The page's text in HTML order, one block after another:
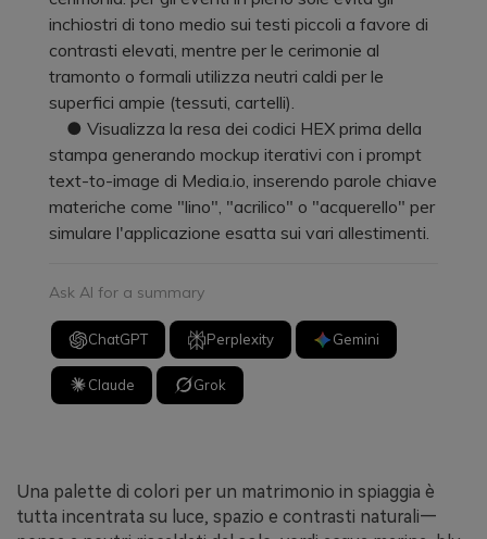
inchiostri di tono medio sui testi piccoli a favore di
contrasti elevati, mentre per le cerimonie al
tramonto o formali utilizza neutri caldi per le
superfici ampie (tessuti, cartelli).
● Visualizza la resa dei codici HEX prima della
stampa generando mockup iterativi con i prompt
text-to-image di Media.io, inserendo parole chiave
materiche come "lino", "acrilico" o "acquerello" per
simulare l'applicazione esatta sui vari allestimenti.
Ask AI for a summary
ChatGPT Perplexity Gemini
Claude Grok
Una palette di colori per un matrimonio in spiaggia è
tutta incentrata su luce, spazio e contrasti naturali—